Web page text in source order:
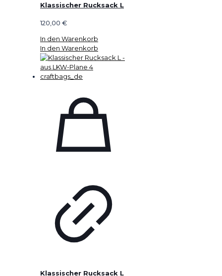
Klassischer Rucksack L
120,00 €
In den Warenkorb
In den Warenkorb
Klassischer Rucksack L